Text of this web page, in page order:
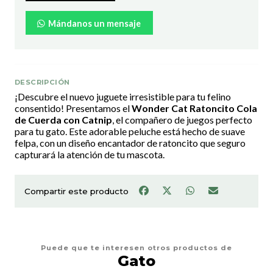
Mándanos un mensaje
DESCRIPCIÓN
¡Descubre el nuevo juguete irresistible para tu felino
consentido! Presentamos elWonder Cat Ratoncito Cola
de Cuerda con Catnip, el compañero de juegos perfecto
para tu gato. Este adorable peluche está hecho de suave
felpa, con un diseño encantador de ratoncito que seguro
capturará la atención de tu mascota.
Compartir este producto
Puede que te interesen otros productos de
Gato